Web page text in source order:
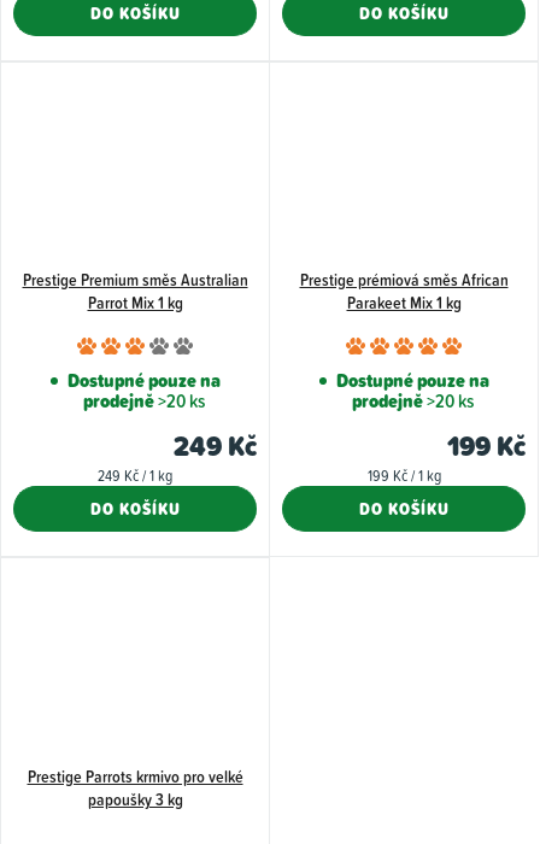
DO KOŠÍKU DO KOŠÍKU
Prestige Premium směs Australian
Parrot Mix 1 kg
Průměrné
hodnocení
produktu
je
3,0
z
Dostupné pouze na
prodejně>20 ks
249 Kč
Měrná
249 Kč / 1 kg
DO KOŠÍKU
Prestige prémiová směs African
Parakeet Mix 1 kg
je
5,0
z
Dostupné pouze na
prodejně>20 ks
199 Kč
Měrná
199 Kč / 1 kg
DO KOŠÍKU
Prestige Parrots krmivo pro velké
papoušky 3 kg